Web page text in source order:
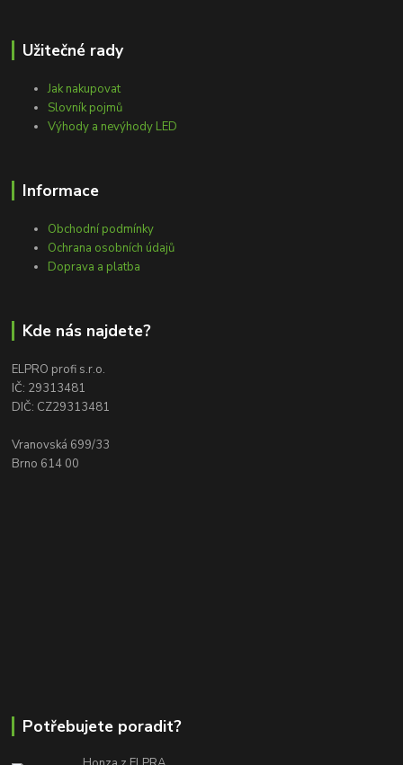
Užitečné rady
Jak nakupovat
Slovník pojmů
Výhody a nevýhody LED
Informace
Obchodní podmínky
Ochrana osobních údajů
Doprava a platba
Kde nás najdete?
ELPRO profi s.r.o.
IČ: 29313481
DIČ: CZ29313481
Vranovská 699/33
Brno 614 00
Potřebujete poradit?